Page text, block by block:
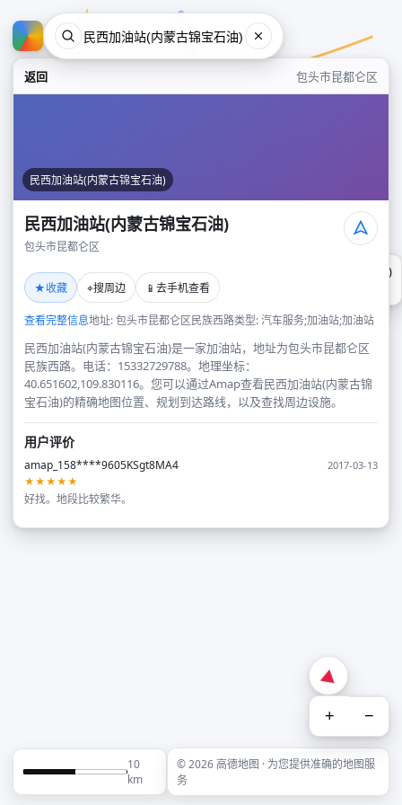
返回 包头市昆都仑区
民西加油站(内蒙古锦宝石油)
民西加油站(内蒙古锦宝石油)
包头市昆都仑区
★收藏 ⌖搜周边 📱 去手机查看
查看完整信息地址: 包头市昆都仑区民族西路类型: 汽车服务;加油站;加油站
民西加油站(内蒙古锦宝石油)是一家加油站，地址为包头市昆都仑区
民族西路。电话：15332729788。地理坐标：
40.651602,109.830116。您可以通过Amap查看民西加油站(内蒙古锦
宝石油)的精确地图位置、规划到达路线，以及查找周边设施。
用户评价
amap_158****9605KSgt8MA4
2017-03-13
★★★★★
好找。地段比较繁华。
民西加油站(内蒙古锦宝石油)
+ −
10
km
© 2026 高德地图 · 为您提供准确的地图服
务